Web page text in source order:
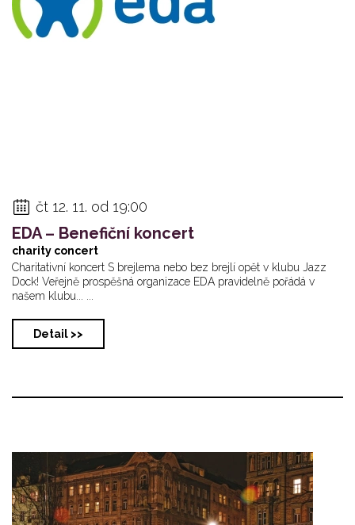
čt 12. 11. od 19:00
EDA – Benefiční koncert
charity concert
Charitativní koncert S brejlema nebo bez brejlí opět v klubu Jazz
Dock! Veřejně prospěšná organizace EDA pravidelně pořádá v
našem klubu... ...
Detail >>